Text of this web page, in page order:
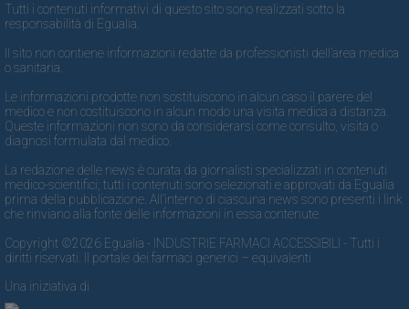
Tutti i contenuti informativi di questo sito sono realizzati sotto la
responsabilità di Egualia.
Il sito non contiene informazioni redatte da professionisti dell’area medica
o sanitaria.
Le informazioni prodotte non sostituiscono in alcun caso il parere del
medico e non costituiscono in alcun modo una visita medica a distanza.
Queste informazioni non sono da considerarsi come consulto, visita o
diagnosi formulata dal medico.
La redazione delle news è curata da giornalisti specializzati in contenuti
medico-scientifici; tutti i contenuti sono selezionati e approvati da Egualia
prima della pubblicazione. All’interno di ciascuna news sono presenti i link
che rinviano alla fonte delle informazioni in essa contenute.
Copyright ©2026 Egualia - INDUSTRIE FARMACI ACCESSIBILI - Tutti i
diritti riservati. Il portale dei farmaci generici – equivalenti
Una iniziativa di